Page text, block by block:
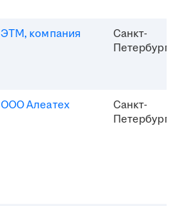
ЭТМ, компания
Санкт-
Петербург
ООО Алеатех
Санкт-
Петербург